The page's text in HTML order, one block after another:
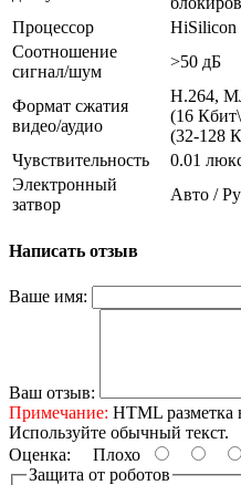
Процессор
HiSilicon
Соотношение
сигнал/шум
>50 дБ
Формат сжатия
видео/аудио
H.264,
(16
(32-128
Чувствительность
0.01
Электронный
затвор
Авто /
Написать отзыв
Ваше имя:
Ваш отзыв:
Примечание: HTML разметка
Используйте обычный текст.
Оценка: Плохо
Защита от роботов